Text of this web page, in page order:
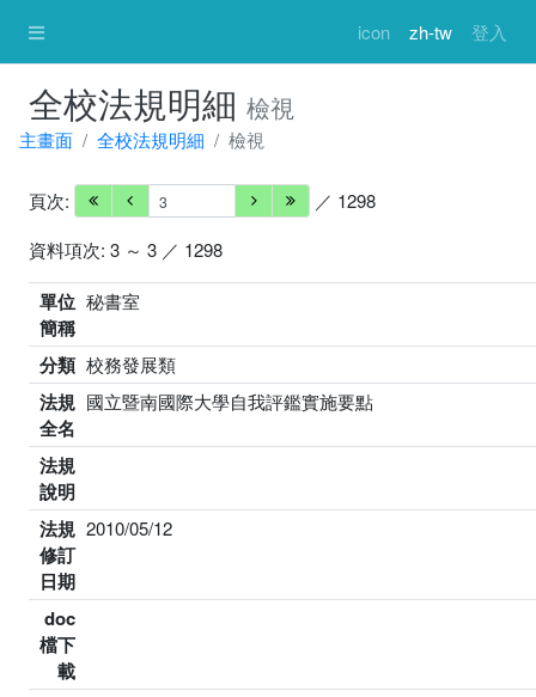
icon zh-tw 登入
全校法規明細 檢視
主畫面 全校法規明細 檢視
頁次:
／ 1298
資料項次: 3 ～ 3 ／ 1298
單位
簡稱
秘書室
分類 校務發展類
法規
全名
國立暨南國際大學自我評鑑實施要點
法規
說明
法規
修訂
日期
2010/05/12
doc
檔下
載